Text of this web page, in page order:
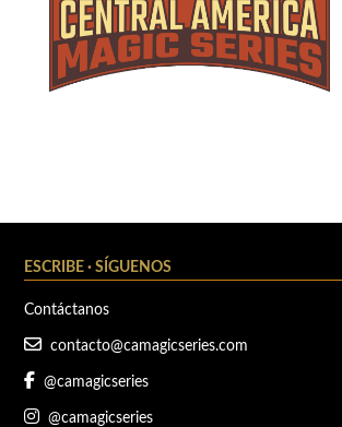
ESCRIBE · SÍGUENOS
Contáctanos
contacto@camagicseries.com
@camagicseries
@camagicseries